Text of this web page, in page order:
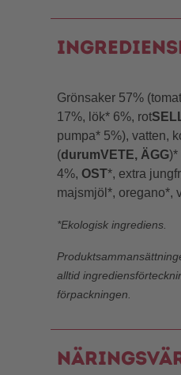
Grönsaker 57%
17%, lök* 6%, rot
pumpa* 5%), vatten,
(durumVETE, ÄGG)*
4%, OST*, extra
majsmjöl*, oregano*,
*Ekologisk ingrediens.
alltid
förpackningen.